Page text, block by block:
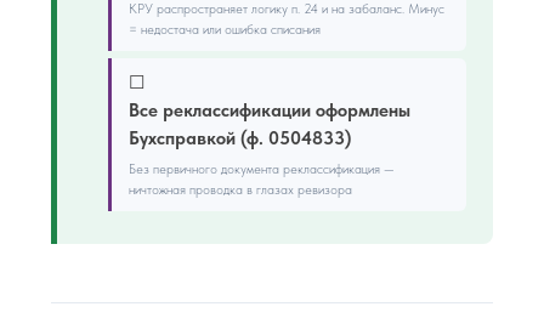
КРУ распространяет логику п. 24 и на забаланс. Минус
= недостача или ошибка списания
☐
Все реклассификации оформлены
Бухсправкой (ф. 0504833)
Без первичного документа реклассификация —
ничтожная проводка в глазах ревизора